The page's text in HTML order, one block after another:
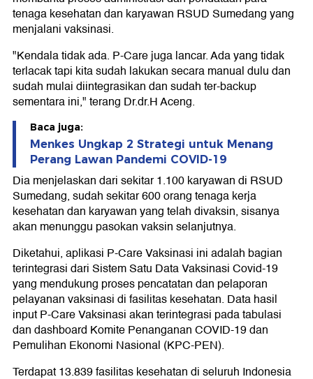
tenaga kesehatan dan karyawan RSUD Sumedang yang
menjalani vaksinasi.
"Kendala tidak ada. P-Care juga lancar. Ada yang tidak
terlacak tapi kita sudah lakukan secara manual dulu dan
sudah mulai diintegrasikan dan sudah ter-backup
sementara ini," terang Dr.dr.H Aceng.
Baca juga:
Menkes Ungkap 2 Strategi untuk Menang
Perang Lawan Pandemi COVID-19
Dia menjelaskan dari sekitar 1.100 karyawan di RSUD
Sumedang, sudah sekitar 600 orang tenaga kerja
kesehatan dan karyawan yang telah divaksin, sisanya
akan menunggu pasokan vaksin selanjutnya.
Diketahui, aplikasi P-Care Vaksinasi ini adalah bagian
terintegrasi dari Sistem Satu Data Vaksinasi Covid-19
yang mendukung proses pencatatan dan pelaporan
pelayanan vaksinasi di fasilitas kesehatan. Data hasil
input P-Care Vaksinasi akan terintegrasi pada tabulasi
dan dashboard Komite Penanganan COVID-19 dan
Pemulihan Ekonomi Nasional (KPC-PEN).
Terdapat 13.839 fasilitas kesehatan di seluruh Indonesia